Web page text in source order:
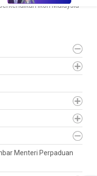
ikon Malaysia
Menteri Perpaduan